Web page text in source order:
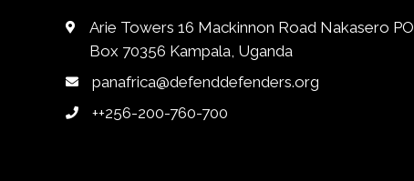
Arie Towers 16 Mackinnon Road Nakasero PO
Box 70356 Kampala, Uganda
panafrica@defenddefenders.org
++256-200-760-700